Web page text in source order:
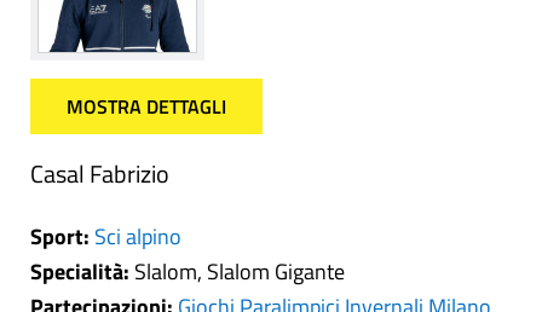
MOSTRA DETTAGLI
Casal Fabrizio
Sport: Sci alpino
Specialità: Slalom, Slalom Gigante